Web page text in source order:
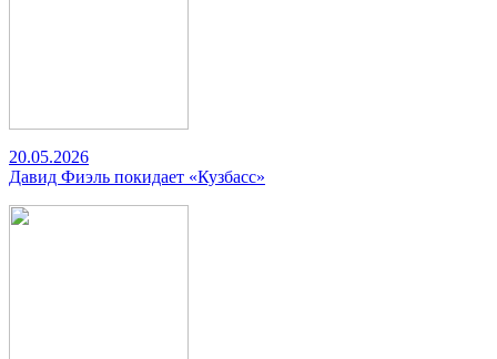
20.05.2026
Давид Фиэль покидает «Кузбасс»